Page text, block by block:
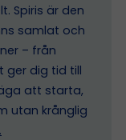
Spiris är den
samlat och
– från
ger dig tid till
att starta,
utan krånglig
.